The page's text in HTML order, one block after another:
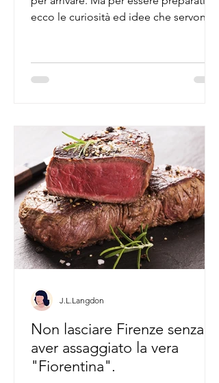
ecco le curiosità ed idee che servono
Non lasciare Firenze senza
aver assaggiato la vera
"Fiorentina".
J.L.Langdon